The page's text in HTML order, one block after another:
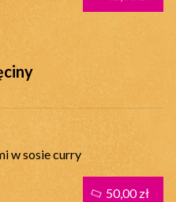
w sosie curry